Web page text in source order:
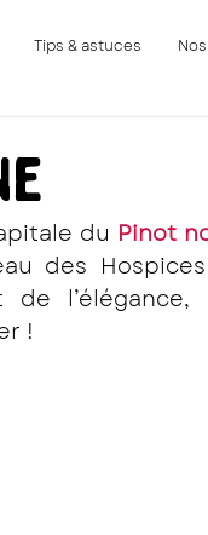
Tips & astuces
du Pinot
des
de
!